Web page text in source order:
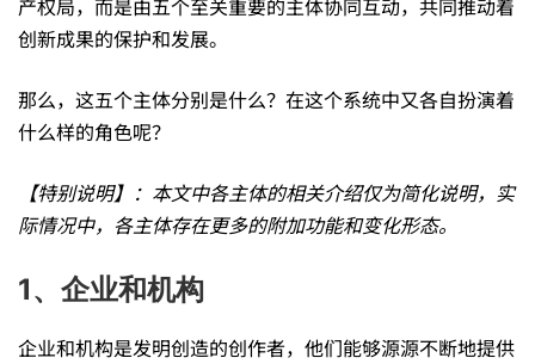
生
态：
企
业
和
创新成果的保护和发展。
那么，这五个主体分别是什么？在这个系统中又各自扮演着
什么样的角色呢？
【特别说明】：本文中各主体的相关介绍仅为简化说明，实
际情况中，各主体存在更多的附加功能和变化形态。
1、企业和机构
企业和机构是发明创造的创作者，他们能够源源不断地提供